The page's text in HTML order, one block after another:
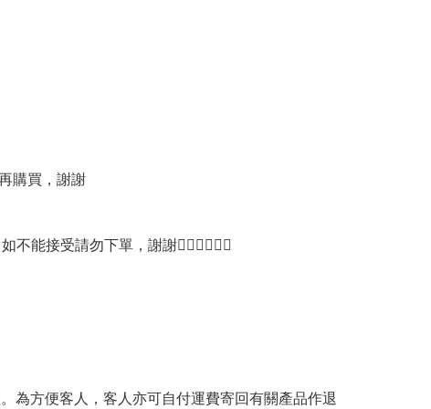
購買，謝謝
能接受請勿下單，謝謝🙇🏻‍♀️🙇🏻‍♀️
為方便客人，客人亦可自付運費寄回有關產品作退